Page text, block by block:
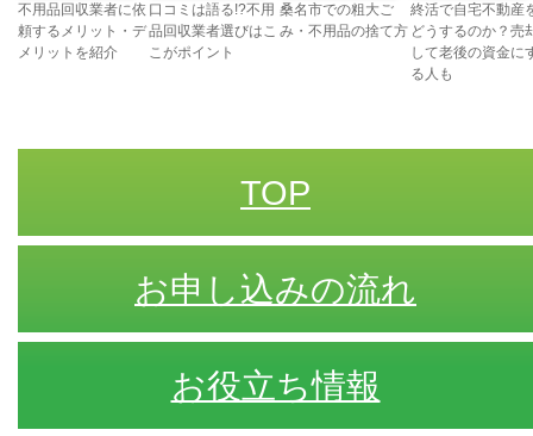
不用品回収業者に依
頼するメリット・デ
メリットを紹介
口コミは語る!?不用
品回収業者選びはこ
こがポイント
桑名市での粗大ご
み・不用品の捨て方
終活で自宅不動産
どうするのか？売
して老後の資金に
る人も
TOP
お申し込みの流れ
お役立ち情報